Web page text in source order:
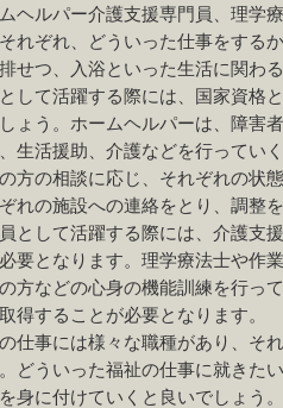
ヘルパー介護支援専門員、理学
れぞれ、どういった仕事をする
せつ、入浴といった生活に関わ
して活躍する際には、国家資格
ょう。ホームヘルパーは、障害
生活援助、介護などを行ってい
方の相談に応じ、それぞれの状
れの施設への連絡をとり、調整
として活躍する際には、介護支
要となります。理学療法士や作
方などの心身の機能訓練を行っ
得することが必要となります。
仕事には様々な職種があり、そ
どういった福祉の仕事に就きた
身に付けていくと良いでしょう。